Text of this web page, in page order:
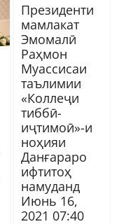
Президенти
мамлакат
Эмомалӣ
Раҳмон
Муассисаи
таълимии
«Коллеҷи
тиббӣ-
иҷтимоӣ»-и
ноҳияи
Данғараро
ифтитоҳ
намуданд
Июнь 16,
2021 07:40